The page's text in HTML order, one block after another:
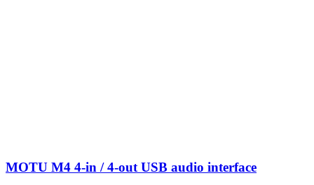
MOTU M4 4-in / 4-out USB audio interface